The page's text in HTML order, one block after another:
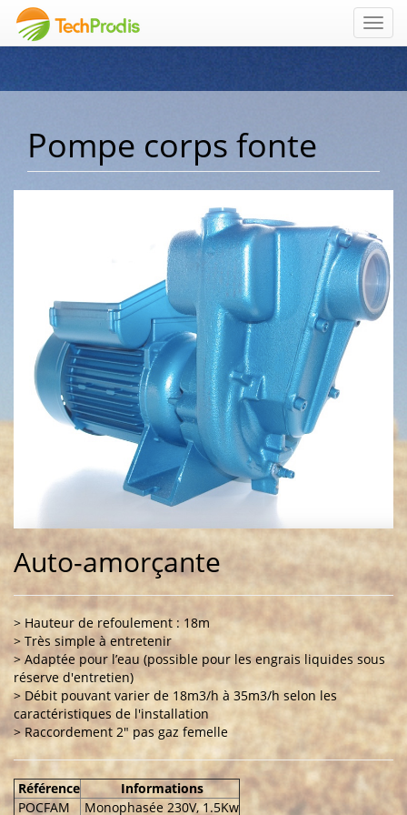
Pompe corps fonte
Auto-amorçante
> Hauteur de refoulement : 18m
> Très simple à entretenir
> Adaptée pour l’eau (possible pour les engrais liquides sous
réserve d'entretien)
> Débit pouvant varier de 18m3/h à 35m3/h selon les
caractéristiques de l'installation
> Raccordement 2" pas gaz femelle
Référence
Informations
POCFAM
Monophasée 230V, 1.5Kw